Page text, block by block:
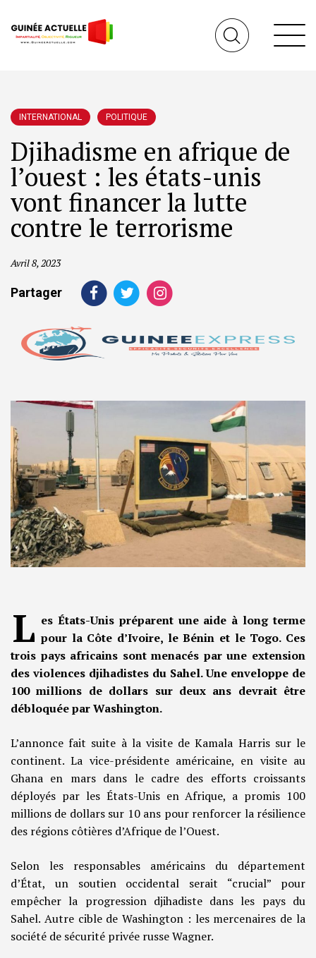
INTERNATIONAL POLITIQUE
Djihadisme en afrique de
l’ouest : les états-unis
vont financer la lutte
contre le terrorisme
Avril 8, 2023
Partager
L es États-Unis préparent une aide à long terme
pour la Côte d’Ivoire, le Bénin et le Togo. Ces
trois pays africains sont menacés par une extension
des violences djihadistes du Sahel. Une enveloppe de
100 millions de dollars sur deux ans devrait être
débloquée par Washington.
L’annonce fait suite à la visite de Kamala Harris sur le
continent. La vice-présidente américaine, en visite au
Ghana en mars dans le cadre des efforts croissants
déployés par les États-Unis en Afrique, a promis 100
millions de dollars sur 10 ans pour renforcer la résilience
des régions côtières d’Afrique de l’Ouest.
Selon les responsables américains du département
d’État, un soutien occidental serait “crucial” pour
empêcher la progression djihadiste dans les pays du
Sahel. Autre cible de Washington : les mercenaires de la
société de sécurité privée russe Wagner.